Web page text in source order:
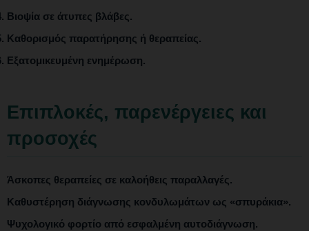
Βιοψία σε άτυπες βλάβες.
Καθορισμός παρατήρησης ή θεραπείας.
Εξατομικευμένη ενημέρωση.
Επιπλοκές, παρενέργειες και
προσοχές
Άσκοπες θεραπείες σε καλοήθεις παραλλαγές.
Καθυστέρηση διάγνωσης κονδυλωμάτων ως «σπυράκια».
Ψυχολογικό φορτίο από εσφαλμένη αυτοδιάγνωση.